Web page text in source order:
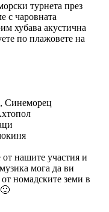
турнета през
с чаровната
хубава акустична
по плажовете на
Синеморец
нашите участия и
мога да ви
номадските земи в